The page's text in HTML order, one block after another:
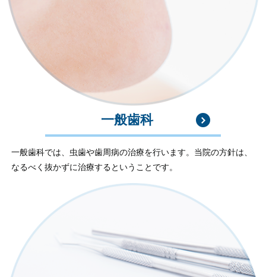
一般歯科
一般歯科では、虫歯や歯周病の治療を行います。当院の方針は、
なるべく抜かずに治療するということです。